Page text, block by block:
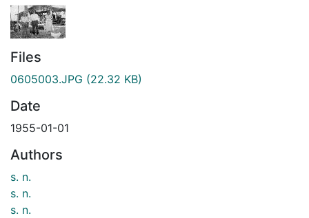
Files
0605003.JPG (22.32 KB)
Date
1955-01-01
Authors
s. n.
s. n.
s. n.